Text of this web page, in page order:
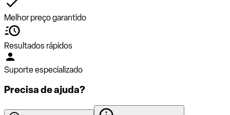
Melhor preço garantido
Resultados rápidos
Suporte especializado
Precisa de ajuda?